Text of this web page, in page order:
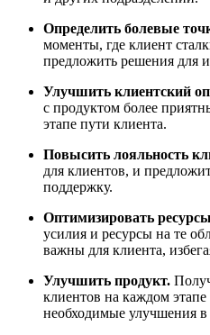
Определить болевые
моменты, где клиент
предложить решения для
Улучшить клиентский
с продуктом более
этапе пути клиента.
Повысить лояльность
для клиентов, и
поддержку.
Оптимизировать
усилия и ресурсы на те
важны для клиента,
Улучшить продукт.
клиентов на каждом
необходимые улучшения в